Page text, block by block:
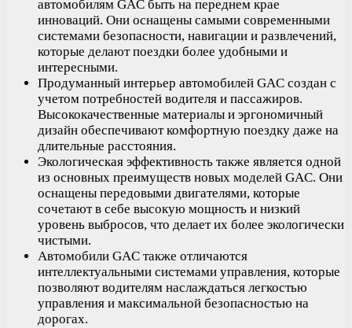
автомобилям GAC быть на переднем крае
инноваций. Они оснащены самыми современными
системами безопасности, навигации и развлечений,
которые делают поездки более удобными и
интересными.
Продуманный интерьер автомобилей GAC создан с
учетом потребностей водителя и пассажиров.
Высококачественные материалы и эргономичный
дизайн обеспечивают комфортную поездку даже на
длительные расстояния.
Экологическая эффективность также является одной
из основных преимуществ новых моделей GAC. Они
оснащены передовыми двигателями, которые
сочетают в себе высокую мощность и низкий
уровень выбросов, что делает их более экологически
чистыми.
Автомобили GAC также отличаются
интеллектуальными системами управления, которые
позволяют водителям наслаждаться легкостью
управления и максимальной безопасностью на
дорогах.